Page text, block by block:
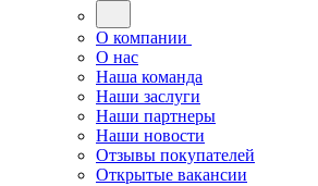
О компании
О нас
Наша команда
Наши заслуги
Наши партнеры
Наши новости
Отзывы покупателей
Открытые вакансии